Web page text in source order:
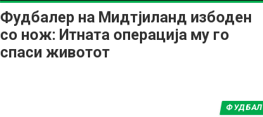
Фудбалер на Мидтјиланд избоден
со нож: Итната операција му го
спаси животот
ФУДБАЛ